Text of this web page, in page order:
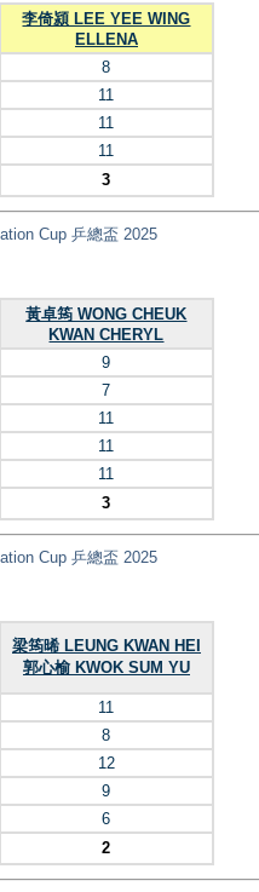
李倚潁 LEE YEE WING
ELLENA
8
11
11
11
3
Cup 乒總盃 2025
黃卓筠 WONG CHEUK
KWAN CHERYL
9
7
11
11
11
3
Cup 乒總盃 2025
梁筠晞 LEUNG KWAN HEI
郭心榆 KWOK SUM YU
11
8
12
9
6
2